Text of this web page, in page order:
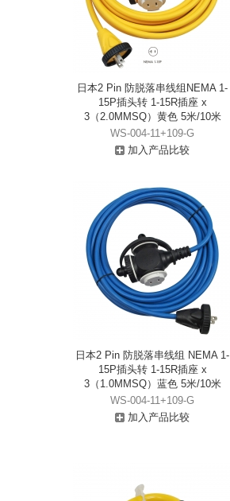
日本2 Pin 防脱落串线组NEMA 1-
15P插头转 1-15R插座 x
3（2.0MMSQ）黄色 5米/10米
WS-004-11+109-G
加入产品比较
日本2 Pin 防脱落串线组 NEMA 1-
15P插头转 1-15R插座 x
3（1.0MMSQ）蓝色 5米/10米
WS-004-11+109-G
加入产品比较